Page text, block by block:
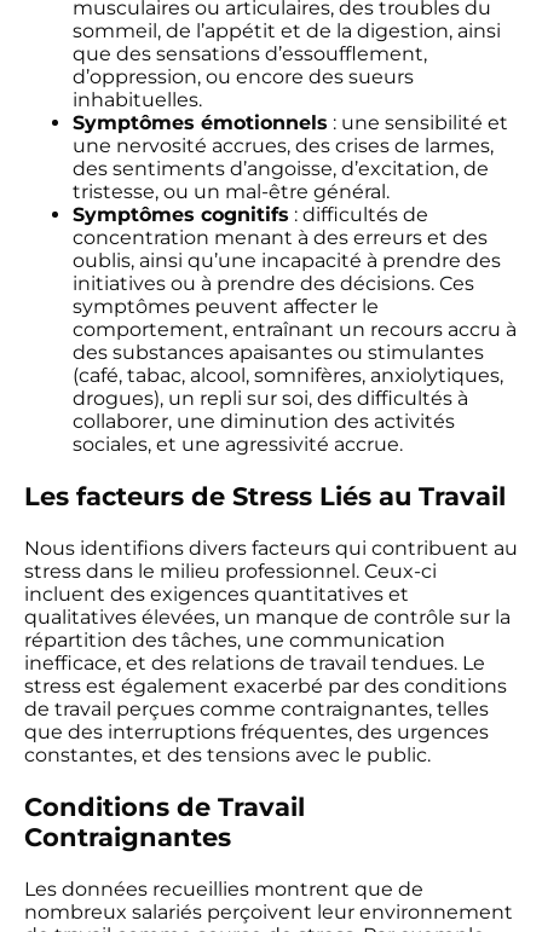
musculaires ou articulaires, des troubles du
sommeil, de l’appétit et de la digestion, ainsi
que des sensations d’essoufflement,
d’oppression, ou encore des sueurs
inhabituelles.
Symptômes émotionnels : une sensibilité et
une nervosité accrues, des crises de larmes,
des sentiments d’angoisse, d’excitation, de
tristesse, ou un mal-être général.
Symptômes cognitifs : difficultés de
concentration menant à des erreurs et des
oublis, ainsi qu’une incapacité à prendre des
initiatives ou à prendre des décisions. Ces
symptômes peuvent affecter le
comportement, entraînant un recours accru à
des substances apaisantes ou stimulantes
(café, tabac, alcool, somnifères, anxiolytiques,
drogues), un repli sur soi, des difficultés à
collaborer, une diminution des activités
sociales, et une agressivité accrue.
Les facteurs de Stress Liés au Travail
Nous identifions divers facteurs qui contribuent au
stress dans le milieu professionnel. Ceux-ci
incluent des exigences quantitatives et
qualitatives élevées, un manque de contrôle sur la
répartition des tâches, une communication
inefficace, et des relations de travail tendues. Le
stress est également exacerbé par des conditions
de travail perçues comme contraignantes, telles
que des interruptions fréquentes, des urgences
constantes, et des tensions avec le public.
Conditions de Travail
Contraignantes
Les données recueillies montrent que de
nombreux salariés perçoivent leur environnement